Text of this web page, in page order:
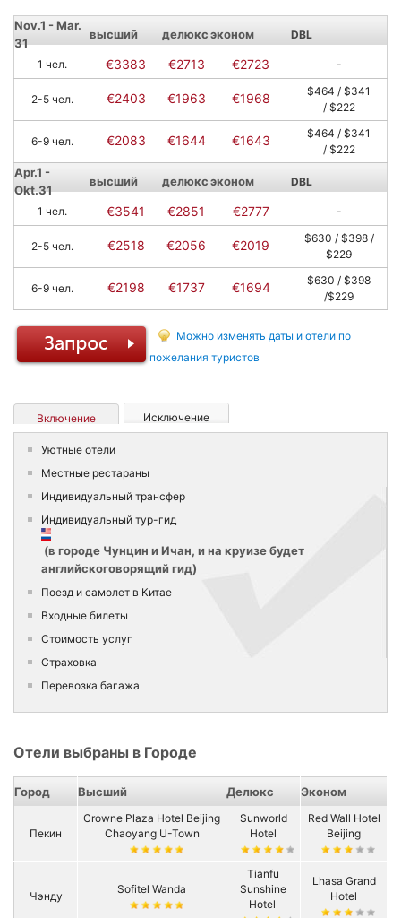
Nov.1 - Mar.
31
высший делюксэконом DBL
1 чел. €3383 €2713 €2723 -
2-5 чел. €2403 €1963 €1968
$464 / $341
/ $222
6-9 чел. €2083 €1644 €1643
$464 / $341
/ $222
Apr.1 -
Okt.31
высший делюксэконом DBL
1 чел. €3541 €2851 €2777 -
2-5 чел. €2518 €2056 €2019
$630 / $398 /
$229
6-9 чел. €2198 €1737 €1694
$630 / $398
/$229
Можно изменять даты и отели по
пожелания туристов
Включение Исключение
Уютные отели
Местные рестараны
Индивидуальный трансфер
Индивидуальный тур-гид
(в городе Чунцин и Ичан, и на круизе будет
английскоговорящий гид)
Поезд и самолет в Китае
Входные билеты
Стоимость услуг
Страховка
Перевозка багажа
Отели выбраны в Городе
Город Высший Делюкс Эконом
Пекин
Crowne Plaza Hotel Beijing
Chaoyang U-Town
Sunworld
Hotel
Red Wall Hotel
Beijing
Чэнду
Sofitel Wanda
Tianfu
Sunshine
Hotel
Lhasa Grand
Hotel